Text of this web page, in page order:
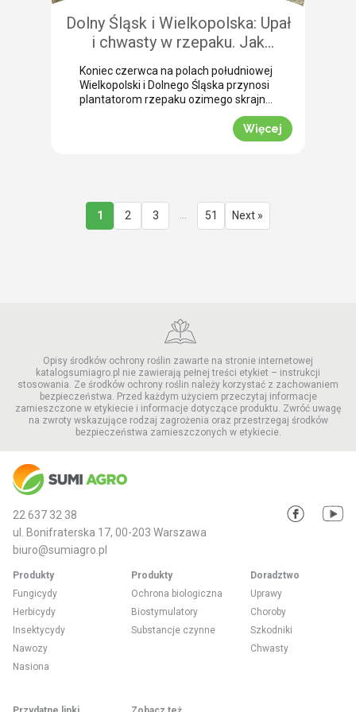
Dolny Śląsk i Wielkopolska: Upał
i chwasty w rzepaku. Jak
uratować plon przed samym
wjazdem kombajnu?
Koniec czerwca na polach południowej
Wielkopolski i Dolnego Śląska przynosi
plantatorom rzepaku ozimego skrajne
emocje (BBCH 80-83). Ostatnie opady
deszczu poprawiły ogólną kondycję
roślin. Jednak wywołały jednocześnie
Jak informuje nasz ekspert Mariusz
Staniek, skuteczna desykacja rzepaku
przed zbiorem oraz wcześniejsza
Więcej
1 2 3 51 Next »
Opisy środków ochrony roślin zawarte na stronie internetowej
katalogsumiagro.pl nie zawierają pełnej treści etykiet – instrukcji
stosowania. Ze środków ochrony roślin należy korzystać z zachowaniem
bezpieczeństwa. Przed każdym użyciem przeczytaj informacje
zamieszczone w etykiecie i informacje dotyczące produktu. Zwróć uwagę
na zwroty wskazujące rodzaj zagrożenia oraz przestrzegaj środków
bezpieczeństwa zamieszczonych w etykiecie.
22 637 32 38
ul. Bonifraterska 17, 00-203 Warszawa
biuro@sumiagro.pl
Produkty
Fungicydy
Herbicydy
Insektycydy
Nawozy
Nasiona
Produkty
Ochrona biologiczna
Biostymulatory
Substancje czynne
Doradztwo
Uprawy
Choroby
Szkodniki
Chwasty